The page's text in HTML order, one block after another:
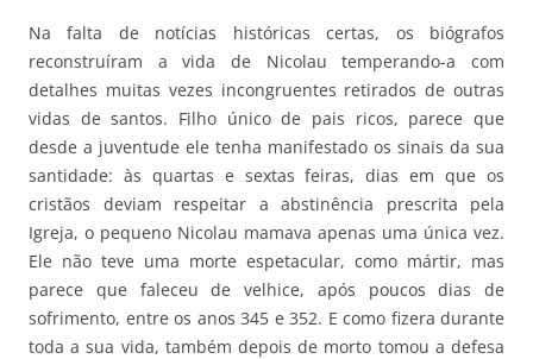
Na falta de notícias históricas certas, os biógrafos
reconstruíram a vida de Nicolau temperando-a com
detalhes muitas vezes incongruentes retirados de outras
vidas de santos. Filho único de pais ricos, parece que
desde a juventude ele tenha manifestado os sinais da sua
santidade: às quartas e sextas feiras, dias em que os
cristãos deviam respeitar a abstinência prescrita pela
Igreja, o pequeno Nicolau mamava apenas uma única vez.
Ele não teve uma morte espetacular, como mártir, mas
parece que faleceu de velhice, após poucos dias de
sofrimento, entre os anos 345 e 352. E como fizera durante
toda a sua vida, também depois de morto tomou a defesa